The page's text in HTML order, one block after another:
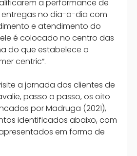
a performance de
no dia-a-dia com
e atendimento do
é colocado no centro das
do que estabelece o
centric”.
a jornada dos clientes de
passo a passo, os oito
por Madruga (2021),
identificados abaixo, com
em forma de